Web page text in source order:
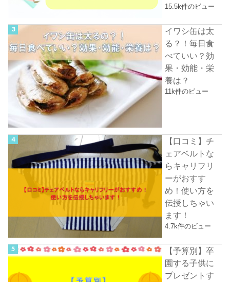
15.5k件のビュー
イワシ缶は太
る？！毎日食
べていい？効
果・効能・栄
養は？
11k件のビュー
【口コミ】チ
ェアベルトな
らキャリフリ
ーがおすす
め！使い方を
伝授しちゃい
ます！
4.7k件のビュー
【予算別】卒
園する子供に
プレゼントす